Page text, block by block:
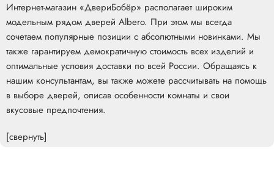
Интернет-магазин «ДвериБобёр» располагает широким
модельным рядом дверей Albero. При этом мы всегда
сочетаем популярные позиции с абсолютными новинками. Мы
также гарантируем демократичную стоимость всех изделий и
оптимальные условия доставки по всей России. Обращаясь к
нашим консультантам, вы также можете рассчитывать на помощь
в выборе дверей, описав особенности комнаты и свои
вкусовые предпочтения.
[свернуть]